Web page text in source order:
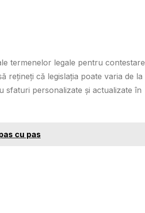
termenelor legale pentru
rețineți că legislația poate varia de la
sfaturi personalizate și actualizate în
cu pas